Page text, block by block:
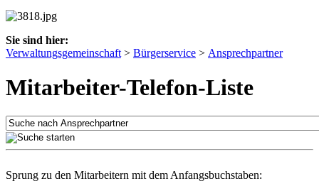
Sie sind hier:
Verwaltungsgemeinschaft > Bürgerservice > Ansprechpartner
Mitarbeiter-Telefon-Liste
Sprung zu den Mitarbeitern mit dem Anfangsbuchstaben: